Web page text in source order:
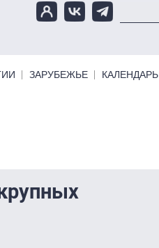
ЗАРУБЕЖЬЕ КАЛЕНДАРЬ